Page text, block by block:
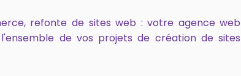
refonte de sites web : votre agence web
de vos projets de création de sites